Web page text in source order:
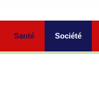
Santé Société